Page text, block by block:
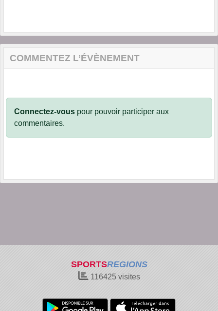
COMMENTEZ L’ÉVÈNEMENT
Connectez-vous pour pouvoir participer aux
commentaires.
SPORTSREGIONS
116425 visites